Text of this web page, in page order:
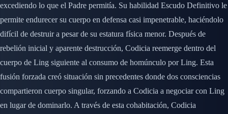
excediendo lo que el Padre permitía. Su habilidad Escudo Definitivo le
permite endurecer su cuerpo en defensa casi impenetrable, haciéndolo
difícil de destruir a pesar de su estatura física menor. Después de
rebelión inicial y aparente destrucción, Codicia reemerge dentro del
cuerpo de Ling siguiente al consumo de homúnculo por Ling. Esta
fusión forzada creó situación sin precedentes donde dos consciencias
compartieron cuerpo singular, forzando a Codicia a negociar con Ling
en lugar de dominarlo. A través de esta cohabitación, Codicia